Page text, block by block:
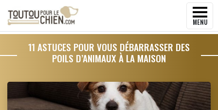
MENU
11 ASTUCES POUR VOUS DÉBARRASSER DES
POILS D’ANIMAUX À LA MAISON